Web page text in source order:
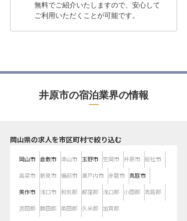
無料でご紹介いたしますので、安心して
ご利用いただくことが可能です。
井原市の宿泊業界の情報
岡山県の求人を市区町村で絞り込む
岡山市 倉敷市 津山市 玉野市 笠岡市 井原市 総社市
高梁市 新見市 備前市 瀬戸内市 赤磐市 真庭市
美作市 浅口市 和気郡 都窪郡 浅口郡 小田郡 真庭郡
苫田郡 勝田郡 英田郡 久米郡 加賀郡